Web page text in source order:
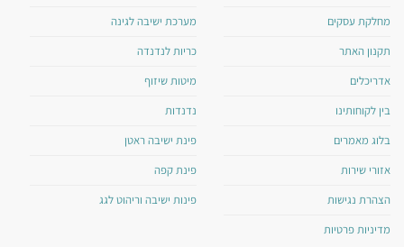
מחלקת עסקים
תקנון האתר
אדריכלים
בין לקוחותינו
בלוג מאמרים
אזורי שירות
הצהרת נגישות
מדיניות פרטיות
מערכת ישיבה לגינה
כריות לנדנדה
מיטות שיזוף
נדנדות
פינת ישיבה ראטן
פינת קפה
פינות ישיבה וריהוט לגג